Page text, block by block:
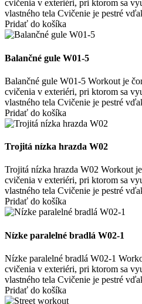
cvičenia v exteriéri, pri ktorom sa
vlastného tela Cvičenie je pestré
Pridať do košíka
Balančné gule W01-5
Balančné gule W01-5 Workout je
cvičenia v exteriéri, pri ktorom sa
vlastného tela Cvičenie je pestré
Pridať do košíka
Trojitá nízka hrazda W02
Trojitá nízka hrazda W02 Workout
cvičenia v exteriéri, pri ktorom sa
vlastného tela Cvičenie je pestré
Pridať do košíka
Nízke paralelné bradlá W02-1
Nízke paralelné bradlá W02-1
cvičenia v exteriéri, pri ktorom sa
vlastného tela Cvičenie je pestré
Pridať do košíka